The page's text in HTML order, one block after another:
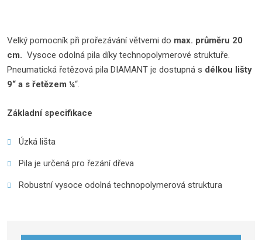
Velký pomocník při prořezávání větvemi do max. průměru 20
cm. Vysoce odolná pila díky technopolymerové struktuře.
Pneumatická řetězová pila DIAMANT je dostupná s délkou lišty
9“ a s řetězem ¼“.
Základní specifikace
Úzká lišta
Pila je určená pro řezání dřeva
Robustní vysoce odolná technopolymerová struktura